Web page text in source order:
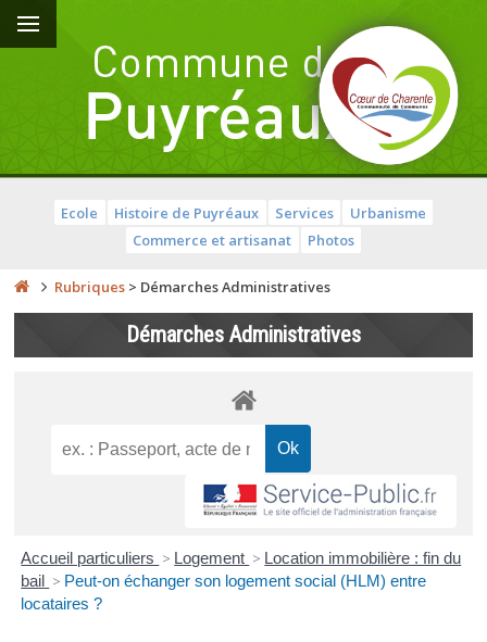
Ecole Histoire de Puyréaux Services
Urbanisme
Commerce et artisanat
Photos
Rubriques > Démarches Administratives
Démarches Administratives
Accueil particuliers > Logement > Location immobilière : fin du
bail > Peut-on échanger son logement social (HLM) entre
locataires ?